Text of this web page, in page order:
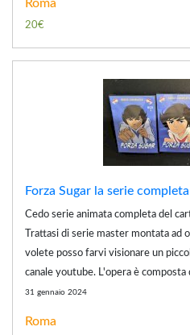
Roma
20€
Forza Sugar la serie
Cedo serie animata completa del
Trattasi di serie master montata ad
volete posso farvi visionare un
canale youtube. L'opera è composta
31 gennaio 2024
Roma